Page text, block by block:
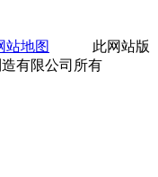
站地图
此网站版
有限公司所有